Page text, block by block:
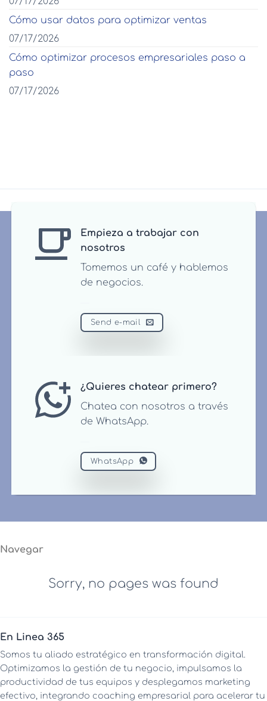
Cómo usar datos para optimizar ventas
07/17/2026
Cómo optimizar procesos empresariales paso a
paso
07/17/2026
Empieza a trabajar con
nosotros
Tomemos un café y hablemos
de negocios.
Send e-mail
¿Quieres chatear primero?
Chatea con nosotros a través
de WhatsApp.
WhatsApp
Navegar
Sorry, no pages was found
En Linea 365
Somos tu aliado estratégico en transformación digital.
Optimizamos la gestión de tu negocio, impulsamos la
productividad de tus equipos y desplegamos marketing
efectivo, integrando coaching empresarial para acelerar tu